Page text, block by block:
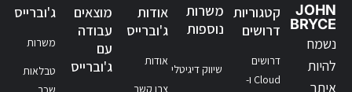
JOHN
BRYCE
נשמח
להיות
איתך
קטגוריות
דרושים
דרושים
Cloud ו-
משרות
נוספות
שיווק דיגיטלי
אודות
ג'וברייס
אודות
צרו קשר
מוצאים
עבודה
עם
ג'וברייס
ג'וברייס
משרות
טבלאות